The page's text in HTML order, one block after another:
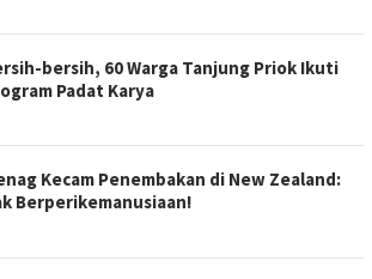
bersih, 60 Warga Tanjung Priok Ikuti
Padat Karya
Kecam Penembakan di New Zealand:
Berperikemanusiaan!